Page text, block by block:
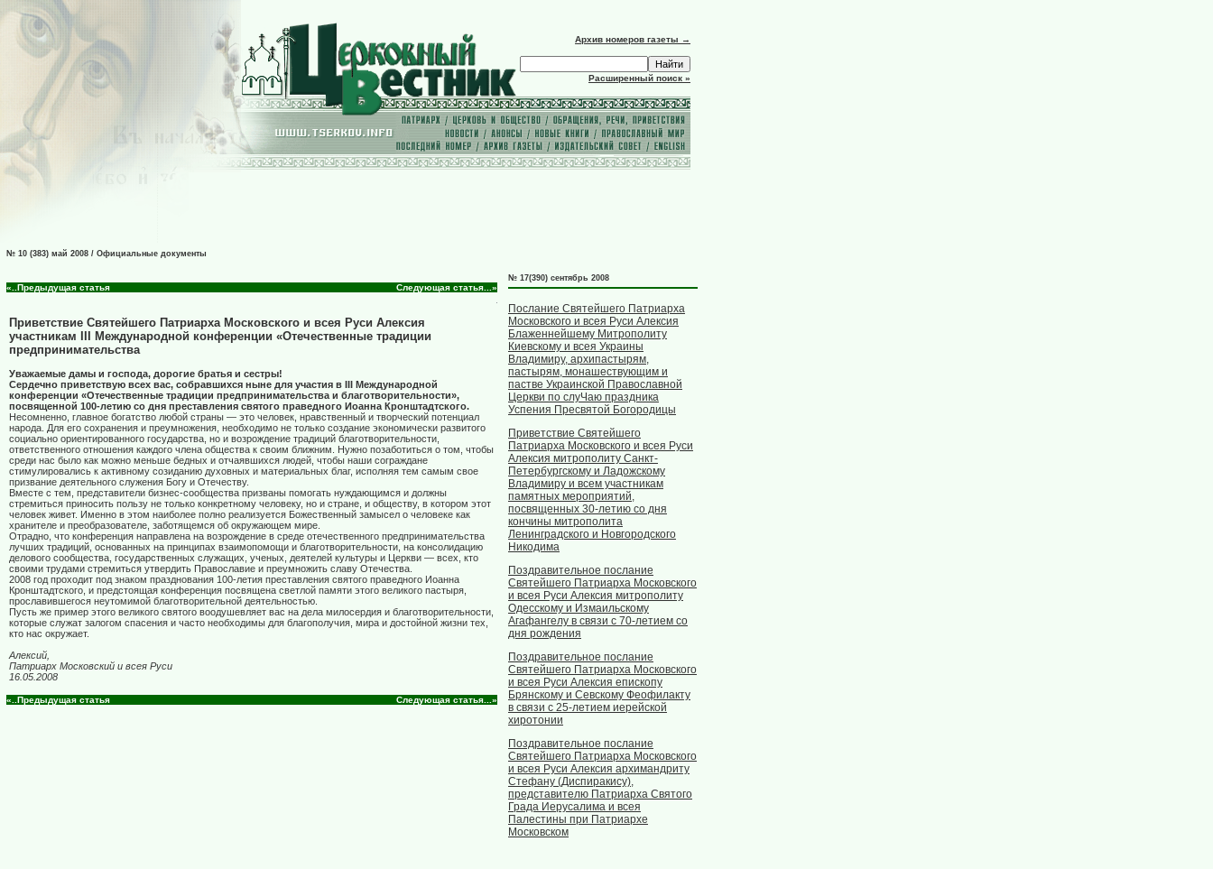
Архив номеров газеты →
Расширенный поиск »
№ 10 (383) май 2008 / Официальные документы
«..Предыдущая статья Следующая статья...»
Приветствие Святейшего Патриарха Московского и всея Руси Алексия
участникам III Международной конференции «Отечественные традиции
предпринимательства
Уважаемые дамы и господа, дорогие братья и сестры!
Сердечно приветствую всех вас, собравшихся ныне для участия в III Международной
конференции «Отечественные традиции предпринимательства и благотворительности»,
посвященной 100-летию со дня преставления святого праведного Иоанна Кронштадтского.
Несомненно, главное богатство любой страны — это человек, нравственный и творческий потенциал
народа. Для его сохранения и преумножения, необходимо не только создание экономически развитого
социально ориентированного государства, но и возрождение традиций благотворительности,
ответственного отношения каждого члена общества к своим ближним. Нужно позаботиться о том, чтобы
среди нас было как можно меньше бедных и отчаявшихся людей, чтобы наши сограждане
стимулировались к активному созиданию духовных и материальных благ, исполняя тем самым свое
призвание деятельного служения Богу и Отечеству.
Вместе с тем, представители бизнес-сообщества призваны помогать нуждающимся и должны
стремиться приносить пользу не только конкретному человеку, но и стране, и обществу, в котором этот
человек живет. Именно в этом наиболее полно реализуется Божественный замысел о человеке как
хранителе и преобразователе, заботящемся об окружающем мире.
Отрадно, что конференция направлена на возрождение в среде отечественного предпринимательства
лучших традиций, основанных на принципах взаимопомощи и благотворительности, на консолидацию
делового сообщества, государственных служащих, ученых, деятелей культуры и Церкви — всех, кто
своими трудами стремиться утвердить Православие и преумножить славу Отечества.
2008 год проходит под знаком празднования 100-летия преставления святого праведного Иоанна
Кронштадтского, и предстоящая конференция посвящена светлой памяти этого великого пастыря,
прославившегося неутомимой благотворительной деятельностью.
Пусть же пример этого великого святого воодушевляет вас на дела милосердия и благотворительности,
которые служат залогом спасения и часто необходимы для благополучия, мира и достойной жизни тех,
кто нас окружает.
Алексий,
Патриарх Московский и всея Руси
16.05.2008
«..Предыдущая статья Следующая статья...»
№ 17(390) сентябрь 2008
Послание Святейшего Патриарха
Московского и всея Руси Алексия
Блаженнейшему Митрополиту
Киевскому и всея Украины
Владимиру, архипастырям,
пастырям, монашествующим и
пастве Украинской Православной
Церкви по слуЧаю праздника
Успения Пресвятой Богородицы
Приветствие Святейшего
Патриарха Московского и всея Руси
Алексия митрополиту Санкт-
Петербургскому и Ладожскому
Владимиру и всем участникам
памятных мероприятий,
посвященных 30-летию со дня
кончины митрополита
Ленинградского и Новгородского
Никодима
Поздравительное послание
Святейшего Патриарха Московского
и всея Руси Алексия митрополиту
Одесскому и Измаильскому
Агафангелу в связи с 70-летием со
дня рождения
Поздравительное послание
Святейшего Патриарха Московского
и всея Руси Алексия епископу
Брянскому и Севскому Феофилакту
в связи с 25-летием иерейской
хиротонии
Поздравительное послание
Святейшего Патриарха Московского
и всея Руси Алексия архимандриту
Стефану (Диспиракису),
представителю Патриарха Святого
Града Иерусалима и всея
Палестины при Патриархе
Московском